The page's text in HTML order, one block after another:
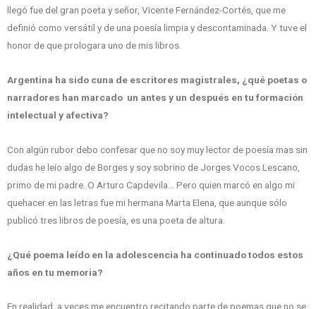
llegó fue del gran poeta y señor, Vicente Fernández-Cortés, que me
definió como versátil y de una poesía limpia y descontaminada. Y tuve el
honor de que prologara uno de mis libros.
Argentina ha sido cuna de escritores magistrales, ¿qué poetas o
narradores han marcado un antes y un después en tu formación
intelectual y afectiva?
Con algún rubor debo confesar que no soy muy lector de poesía mas sin
dudas he leío algo de Borges y soy sobrino de Jorges Vocos Lescano,
primo de mi padre. O Arturo Capdevila… Pero quien marcó en algo mi
quehacer en las letras fue mi hermana Marta Elena, que aunque sólo
publicó tres libros de poesía, es una poeta de altura.
¿Qué poema leído en la adolescencia ha continuado todos estos
años en tu memoria?
En realidad, a veces me encuentro recitando parte de poemas que no se